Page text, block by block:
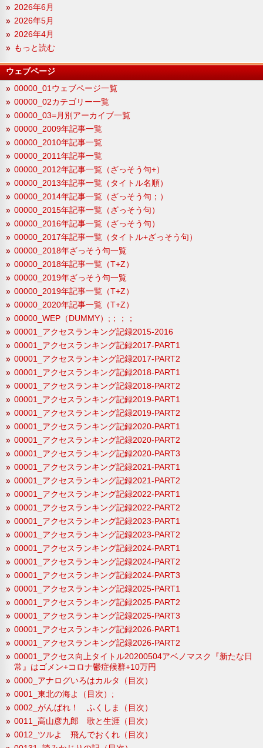
2026年6月
2026年5月
2026年4月
もっと読む
ウェブページ
00000_01ウェブページ一覧
00000_02カテゴリー一覧
00000_03=月別アーカイブ一覧
00000_2009年記事一覧
00000_2010年記事一覧
00000_2011年記事一覧
00000_2012年記事一覧（ざっそう句+）
00000_2013年記事一覧（タイトル名順）
00000_2014年記事一覧（ざっそう句；）
00000_2015年記事一覧（ざっそう句）
00000_2016年記事一覧（ざっそう句）
00000_2017年記事一覧（タイトル+ざっそう句）
00000_2018年ざっそう句一覧
00000_2018年記事一覧（T+Z）
00000_2019年ざっそう句一覧
00000_2019年記事一覧（T+Z）
00000_2020年記事一覧（T+Z）
00000_WEP（DUMMY）;；；；
00001_アクセスランキング記録2015-2016
00001_アクセスランキング記録2017-PART1
00001_アクセスランキング記録2017-PART2
00001_アクセスランキング記録2018-PART1
00001_アクセスランキング記録2018-PART2
00001_アクセスランキング記録2019-PART1
00001_アクセスランキング記録2019-PART2
00001_アクセスランキング記録2020-PART1
00001_アクセスランキング記録2020-PART2
00001_アクセスランキング記録2020-PART3
00001_アクセスランキング記録2021-PART1
00001_アクセスランキング記録2021-PART2
00001_アクセスランキング記録2022-PART1
00001_アクセスランキング記録2022-PART2
00001_アクセスランキング記録2023-PART1
00001_アクセスランキング記録2023-PART2
00001_アクセスランキング記録2024-PART1
00001_アクセスランキング記録2024-PART2
00001_アクセスランキング記録2024-PART3
00001_アクセスランキング記録2025-PART1
00001_アクセスランキング記録2025-PART2
00001_アクセスランキング記録2025-PART3
00001_アクセスランキング記録2026-PART1
00001_アクセスランキング記録2026-PART2
00001_アクセス向上タイトル20200504アベノマスク『新たな日
常』はゴメン+コロナ鬱症候群+10万円
0000_アナログいろはカルタ（目次）
0001_東北の海よ（目次）;
0002_がんばれ！ ふくしま（目次）
0011_高山彦九郎 歌と生涯（目次）
0012_ツルよ 飛んでおくれ（目次）